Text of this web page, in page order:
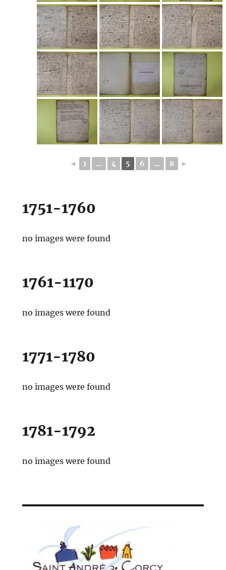
◄ 1 ... 4 5 6 ... 8 ►
1751-1760
no images were found
1761-1170
no images were found
1771-1780
no images were found
1781-1792
no images were found